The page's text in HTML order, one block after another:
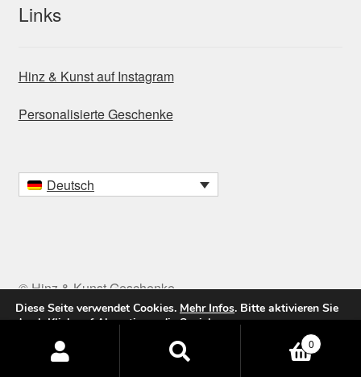
Links
Hinz & Kunst auf Instagram
Personalisierte Geschenke
Deutsch
© Hinz & Kunst Geschenke
Products
search
0
Diese Seite verwendet Cookies. Mehr Infos. Bitte aktivieren Sie
durch Klick aufAkzeptierendie Speicherung.
Akzeptieren / Accept Ablehnen